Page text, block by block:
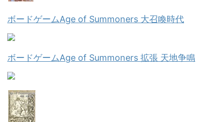
ボードゲームAge of Summoners 大召喚時代
ボードゲームAge of Summoners 拡張 天地争鳴